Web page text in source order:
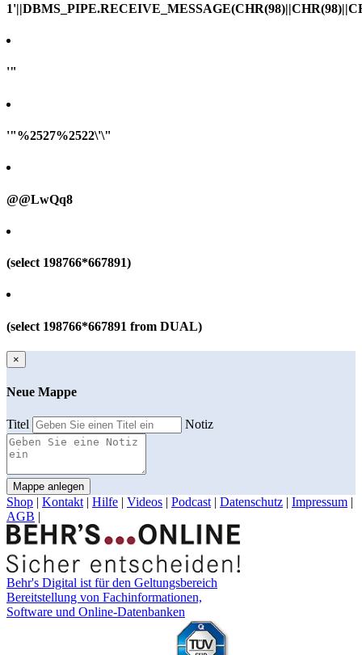
'"
'"%2527%2522\'\"
@@LwQq8
(select 198766*667891)
(select 198766*667891 from DUAL)
×
Neue Mappe
Titel Notiz
Mappe anlegen
Shop | Kontakt | Hilfe | Videos | Podcast | Datenschutz | Impressum |
AGB |
Behr's Digital ist für den Geltungsbereich
Bereitstellung von Fachinformationen,
Software und Online-Datenbanken